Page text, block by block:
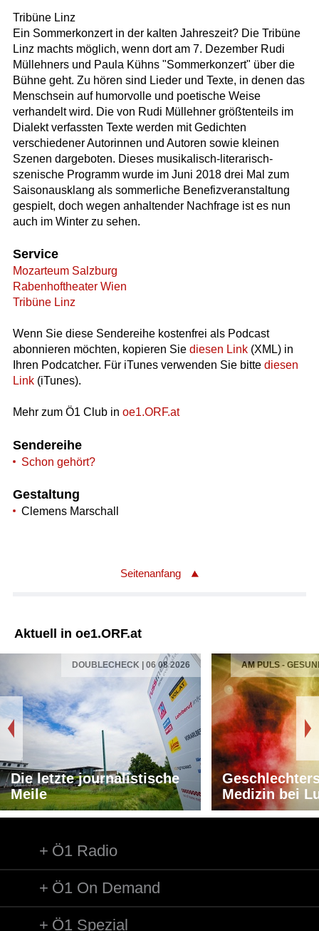
Tribüne Linz
Ein Sommerkonzert in der kalten Jahreszeit? Die Tribüne
Linz machts möglich, wenn dort am 7. Dezember Rudi
Müllehners und Paula Kühns "Sommerkonzert" über die
Bühne geht. Zu hören sind Lieder und Texte, in denen das
Menschsein auf humorvolle und poetische Weise
verhandelt wird. Die von Rudi Müllehner größtenteils im
Dialekt verfassten Texte werden mit Gedichten
verschiedener Autorinnen und Autoren sowie kleinen
Szenen dargeboten. Dieses musikalisch-literarisch-
szenische Programm wurde im Juni 2018 drei Mal zum
Saisonausklang als sommerliche Benefizveranstaltung
gespielt, doch wegen anhaltender Nachfrage ist es nun
auch im Winter zu sehen.
Service
Mozarteum Salzburg
Rabenhoftheater Wien
Tribüne Linz
Wenn Sie diese Sendereihe kostenfrei als Podcast
abonnieren möchten, kopieren Sie diesen Link(XML) in
Ihren Podcatcher. Für iTunes verwenden Sie bitte diesen
Link(iTunes).
Mehr zum Ö1 Club in oe1.ORF.at
Sendereihe
Schon gehört?
Gestaltung
Clemens Marschall
Seitenanfang
Aktuell in oe1.ORF.at
DOUBLECHECK | 06 08 2026
Die letzte journalistische
Meile
AM PULS -
Medizin bei
Ö1 Radio
Ö1 On Demand
Ö1 Spezial